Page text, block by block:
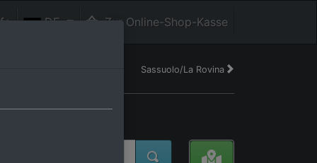
DE Zur Online-Shop-Kasse
Sassuolo/La Rovina